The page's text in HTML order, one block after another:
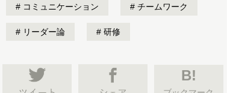
コミュニケーション チームワーク
リーダー論 研修
B!